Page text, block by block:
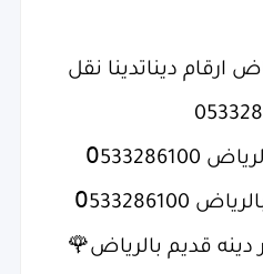
ارقام ديناتدينا نقل
قديم بالرياض🌹